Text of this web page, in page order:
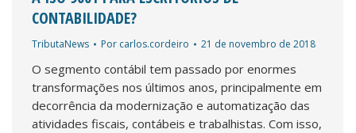
CONTABILIDADE?
TributaNews Por carlos.cordeiro 21 de novembro de 2018
O segmento contábil tem passado por enormes
transformações nos últimos anos, principalmente em
decorrência da modernização e automatização das
atividades fiscais, contábeis e trabalhistas. Com isso,